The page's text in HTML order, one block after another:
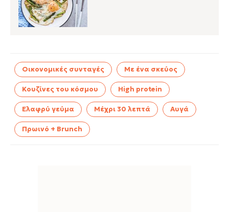
Οικονομικές συνταγές Με ένα σκεύος
Κουζίνες του κόσμου High protein
Ελαφρύ γεύμα Μέχρι 30 λεπτά Αυγά
Πρωινό + Brunch